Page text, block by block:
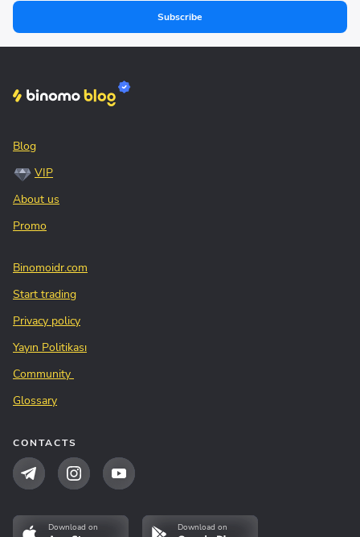
Subscribe
Blog
VIP
About us
Promo
Binomoidr.com
Start trading
Privacy policy
Yayın Politikası
Community
Glossary
CONTACTS
Download on Download on